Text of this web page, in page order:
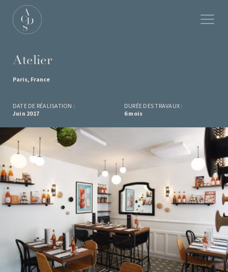
Atelier
Paris, France
DATE DE RÉALISATION :
Juin 2017
DURÉE DES TRAVAUX :
6 mois